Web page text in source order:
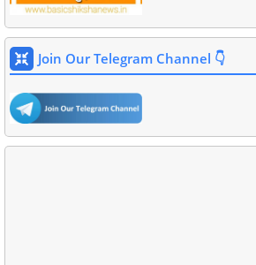
Join Our Telegram Channel 👇